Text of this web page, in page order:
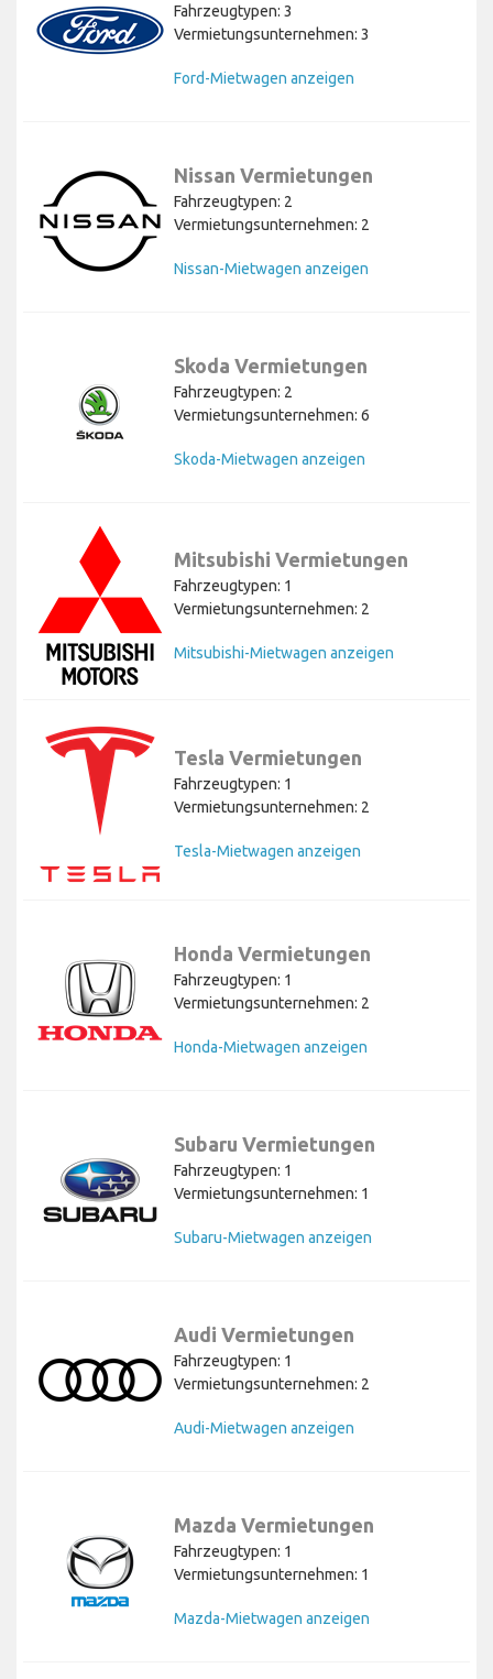
Fahrzeugtypen: 3
Vermietungsunternehmen: 3
Ford-Mietwagen anzeigen
Nissan Vermietungen
Fahrzeugtypen: 2
Vermietungsunternehmen: 2
Nissan-Mietwagen anzeigen
Skoda Vermietungen
Fahrzeugtypen: 2
Vermietungsunternehmen: 6
Skoda-Mietwagen anzeigen
Mitsubishi Vermietungen
Fahrzeugtypen: 1
Vermietungsunternehmen: 2
Mitsubishi-Mietwagen anzeigen
Tesla Vermietungen
Fahrzeugtypen: 1
Vermietungsunternehmen: 2
Tesla-Mietwagen anzeigen
Honda Vermietungen
Fahrzeugtypen: 1
Vermietungsunternehmen: 2
Honda-Mietwagen anzeigen
Subaru Vermietungen
Fahrzeugtypen: 1
Vermietungsunternehmen: 1
Subaru-Mietwagen anzeigen
Audi Vermietungen
Fahrzeugtypen: 1
Vermietungsunternehmen: 2
Audi-Mietwagen anzeigen
Mazda Vermietungen
Fahrzeugtypen: 1
Vermietungsunternehmen: 1
Mazda-Mietwagen anzeigen